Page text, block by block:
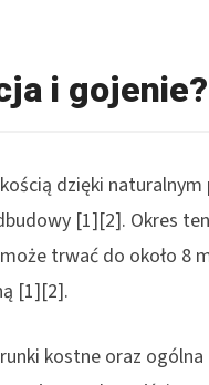
i gojenie?
dzięki
[1][2]. Okres
trwać do około 8
[1][2].
kostne oraz